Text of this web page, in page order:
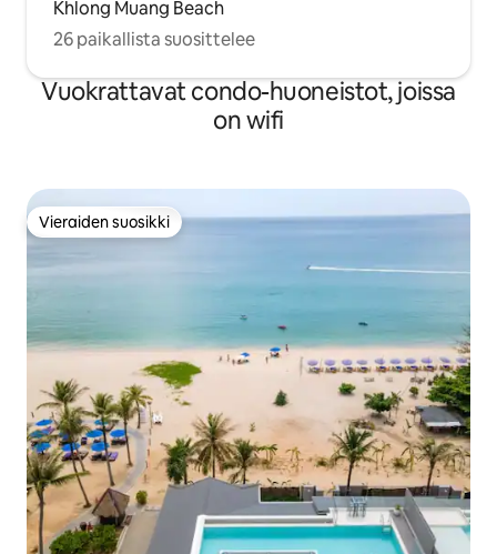
Khlong Muang Beach
26 paikallista suosittelee
Vuokrattavat condo-huoneistot, joissa
on wifi
Vieraiden suosikki
Vieraiden suosikki